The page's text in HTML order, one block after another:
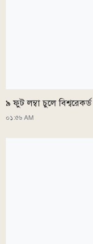
৯ ফুট লম্বা চুলে
০১:৫৬ AM